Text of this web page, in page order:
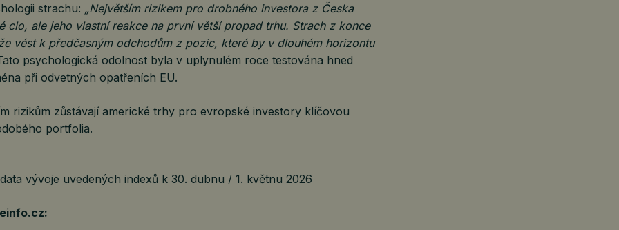
strachu: „Největším rizikem pro drobného investora z Česka
clo, ale jeho vlastní reakce na první větší propad trhu. Strach z konce
vést k předčasným odchodům z pozic, které by v dlouhém horizontu
psychologická odolnost byla v uplynulém roce testována hned
při odvetných opatřeních EU.
rizikům zůstávají americké trhy pro evropské investory klíčovou
portfolia.
vývoje uvedených indexů k 30. dubnu / 1. květnu 2026